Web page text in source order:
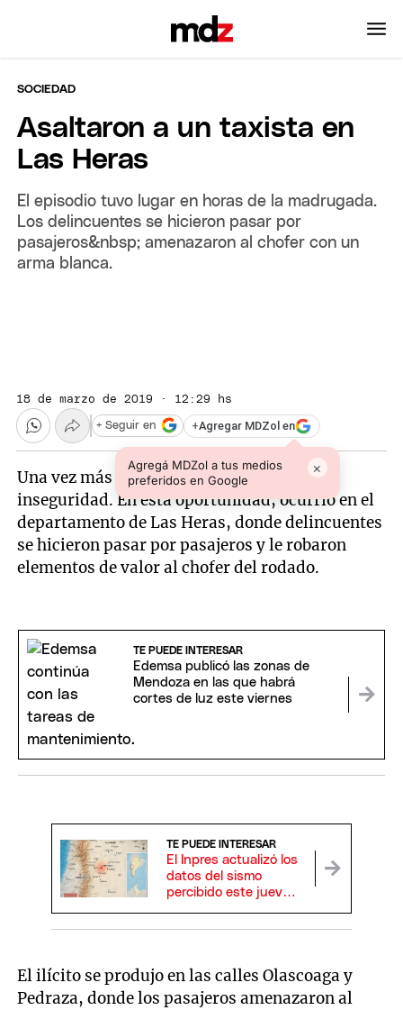
SOCIEDAD
Asaltaron a un taxista en
Las Heras
El episodio tuvo lugar en horas de la madrugada.
Los delincuentes se hicieron pasar por
pasajeros&nbsp; amenazaron al chofer con un
arma blanca.
18 de marzo de 2019 · 12:29 hs
+Agregar MDZol en
Agregá MDZol a tus medios
preferidos en Google
×
+ Seguir en
Una vez más un taxista fue blanco de la
inseguridad. En esta oportunidad, ocurrió en el
departamento de Las Heras, donde delincuentes
se hicieron pasar por pasajeros y le robaron
elementos de valor al chofer del rodado.
TE PUEDE INTERESAR
Edemsa publicó las zonas de
Mendoza en las que habrá
cortes de luz este viernes
TE PUEDE INTERESAR
El Inpres actualizó los
datos del sismo
percibido este jueves
El ilícito se produjo en las calles Olascoaga y
Pedraza, donde los pasajeros amenazaron al